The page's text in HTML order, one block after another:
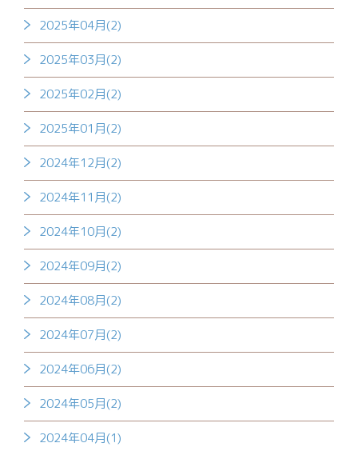
2025年04月(2)
2025年03月(2)
2025年02月(2)
2025年01月(2)
2024年12月(2)
2024年11月(2)
2024年10月(2)
2024年09月(2)
2024年08月(2)
2024年07月(2)
2024年06月(2)
2024年05月(2)
2024年04月(1)